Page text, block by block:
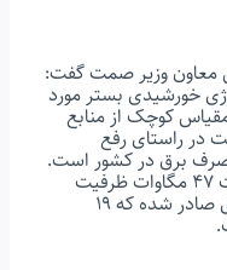
معاون وزیر صمت گفت:
خورشیدی بستر مورد
مقیاس کوچک از منابع
در راستای رفع
برق در کشور است.
در این راستا تاکنون ۹۶ مجوز به ظرفیت ۴۷ مگاوات ظرفیت
شهرک‌های صنعتی تخصصی خورشیدی صادر شده که ۱۹